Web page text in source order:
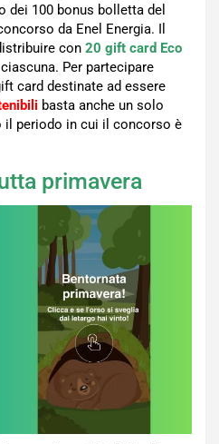
dei 100 bonus bolletta del
da Enel Energia. Il
con 20 gift card Eco
Per partecipare
card destinate ad essere
basta anche un solo
periodo in cui il concorso è
primavera